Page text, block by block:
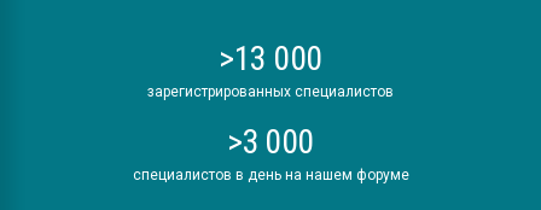
>13 000
зарегистрированных специалистов
>3 000
специалистов в день на нашем форуме